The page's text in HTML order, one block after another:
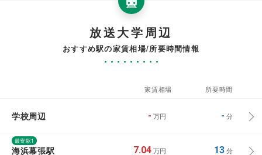
放送大学周辺
おすすめ駅の家賃相場/所要時間情報
家賃相場 所要時間
学校周辺 - 万円 - 分
最寄駅1
海浜幕張駅 7.04 万円 13分